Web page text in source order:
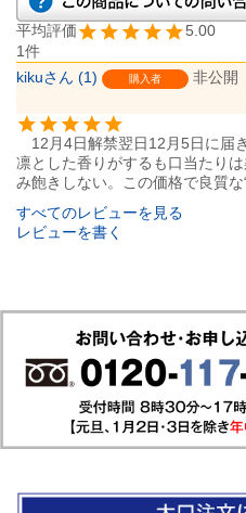
5.00
1
kiku
1 購入者 非公開
12月4日解禁翌日12月5日に届
凛とした香りがするも口当たり
み飽きしない。この価格で良質な
すべてのレビューを見る
レビューを書く